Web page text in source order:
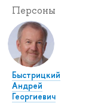
Персоны
Быстрицкий
Андрей
Георгиевич